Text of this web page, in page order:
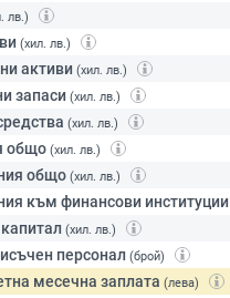
лв.)
(хил. лв.)
активи (хил. лв.)
запаси (хил. лв.)
(хил. лв.)
общо (хил. лв.)
общо (хил. лв.)
към финансови институции
(хил. лв.)
персонал (брой)
месечна заплата (лева)